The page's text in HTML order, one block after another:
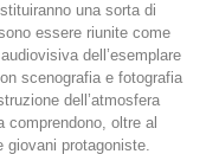
una sorta di
essere riunite come
dell’esemplare
scenografia e fotografia
dell’atmosfera
comprendono, oltre al
giovani protagoniste.